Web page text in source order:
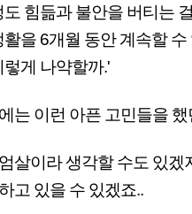
도 힘듦과 불안을 버티는
활을 6개월 동안 계속할 수
렇게 나약할까.'
는 이런 아픈 고민들을
살이라 생각할 수도 있겠
고 있을 수 있겠죠..